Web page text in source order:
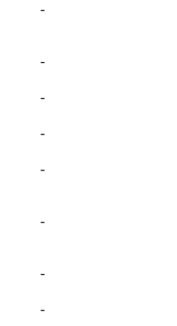
-
-
-
-
-
-
-
-